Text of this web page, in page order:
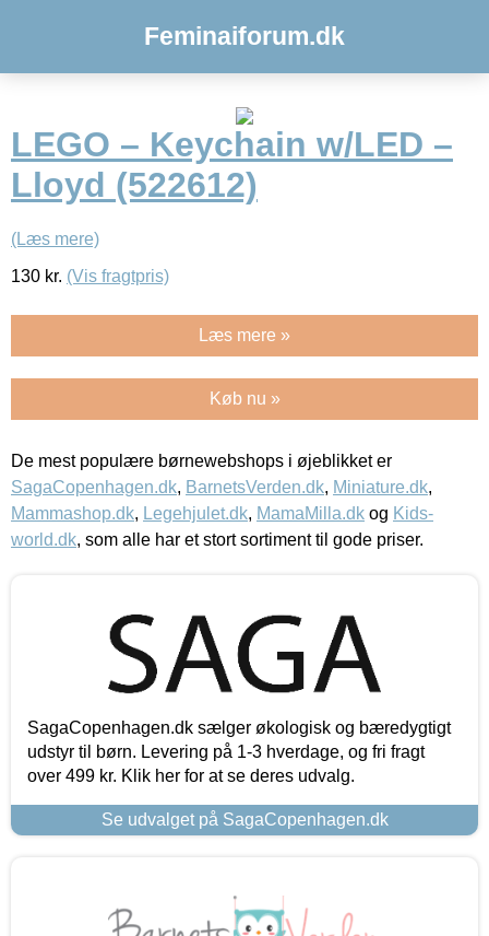
Feminaiforum.dk
LEGO – Keychain w/LED –
Lloyd (522612)
(Læs mere)
130 kr. (Vis fragtpris)
Læs mere »
Køb nu »
De mest populære børnewebshops i øjeblikket er
SagaCopenhagen.dk, BarnetsVerden.dk, Miniature.dk,
Mammashop.dk, Legehjulet.dk, MamaMilla.dk og Kids-
world.dk, som alle har et stort sortiment til gode priser.
SagaCopenhagen.dk sælger økologisk og bæredygtigt
udstyr til børn. Levering på 1-3 hverdage, og fri fragt
over 499 kr. Klik her for at se deres udvalg.
Se udvalget på SagaCopenhagen.dk